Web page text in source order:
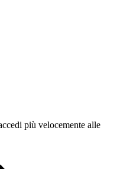
più velocemente alle